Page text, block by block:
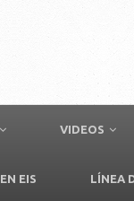
VIDEOS
EIS LÍNEA